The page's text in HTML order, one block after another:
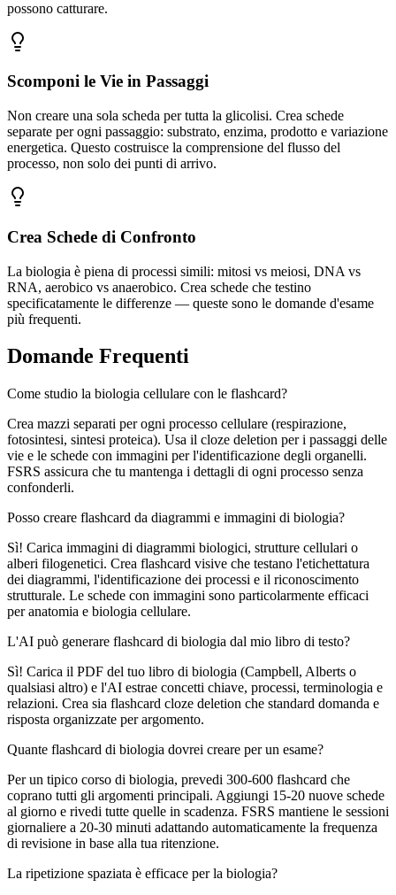
possono catturare.
Scomponi le Vie in Passaggi
Non creare una sola scheda per tutta la glicolisi. Crea schede
separate per ogni passaggio: substrato, enzima, prodotto e variazione
energetica. Questo costruisce la comprensione del flusso del
processo, non solo dei punti di arrivo.
Crea Schede di Confronto
La biologia è piena di processi simili: mitosi vs meiosi, DNA vs
RNA, aerobico vs anaerobico. Crea schede che testino
specificatamente le differenze — queste sono le domande d'esame
più frequenti.
Domande Frequenti
Come studio la biologia cellulare con le flashcard?
Crea mazzi separati per ogni processo cellulare (respirazione,
fotosintesi, sintesi proteica). Usa il cloze deletion per i passaggi delle
vie e le schede con immagini per l'identificazione degli organelli.
FSRS assicura che tu mantenga i dettagli di ogni processo senza
confonderli.
Posso creare flashcard da diagrammi e immagini di biologia?
Sì! Carica immagini di diagrammi biologici, strutture cellulari o
alberi filogenetici. Crea flashcard visive che testano l'etichettatura
dei diagrammi, l'identificazione dei processi e il riconoscimento
strutturale. Le schede con immagini sono particolarmente efficaci
per anatomia e biologia cellulare.
L'AI può generare flashcard di biologia dal mio libro di testo?
Sì! Carica il PDF del tuo libro di biologia (Campbell, Alberts o
qualsiasi altro) e l'AI estrae concetti chiave, processi, terminologia e
relazioni. Crea sia flashcard cloze deletion che standard domanda e
risposta organizzate per argomento.
Quante flashcard di biologia dovrei creare per un esame?
Per un tipico corso di biologia, prevedi 300-600 flashcard che
coprano tutti gli argomenti principali. Aggiungi 15-20 nuove schede
al giorno e rivedi tutte quelle in scadenza. FSRS mantiene le sessioni
giornaliere a 20-30 minuti adattando automaticamente la frequenza
di revisione in base alla tua ritenzione.
La ripetizione spaziata è efficace per la biologia?